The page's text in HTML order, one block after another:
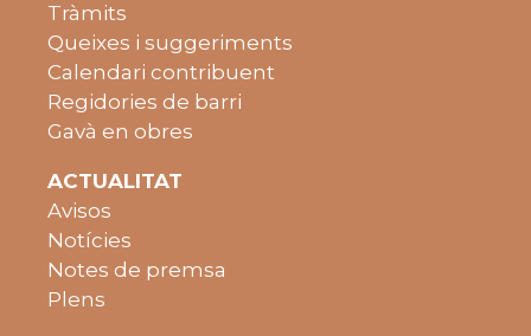
Tràmits
Queixes i suggeriments
Calendari contribuent
Regidories de barri
Gavà en obres
ACTUALITAT
Avisos
Notícies
Notes de premsa
Plens